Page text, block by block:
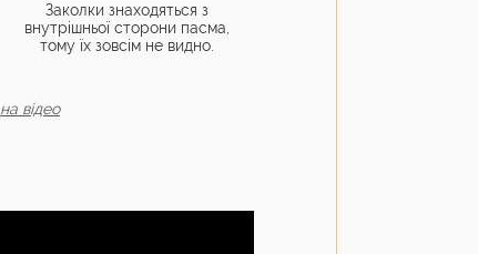
Заколки знаходяться з
внутрішньої сторони пасма,
тому їх зовсім не видно.
на відео